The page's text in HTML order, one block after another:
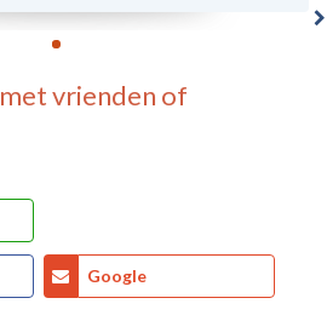
met vrienden of
Google